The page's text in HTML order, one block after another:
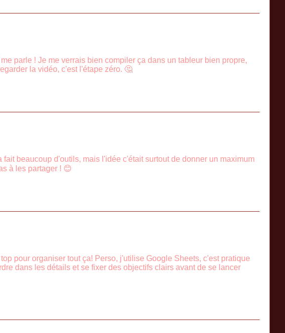
parle ! Je me verrais bien compiler ça dans un tableur bien propre,
la vidéo, c'est l'étape zéro. 🤔
beaucoup d'outils, mais l'idée c'était surtout de donner un maximum
à les partager ! 😊
pour organiser tout ça! Perso, j'utilise Google Sheets, c'est pratique
dans les détails et se fixer des objectifs clairs avant de se lancer